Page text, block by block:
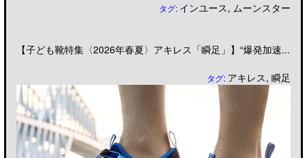
タグ: インユース, ムーンスター
【子ども靴特集〈2026年春夏〉アキレス「瞬足」】“爆発加速...
タグ: アキレス,瞬足